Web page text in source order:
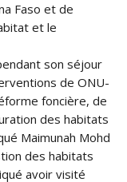
Faso et de
et le
son séjour
de ONU-
foncière, de
des habitats
Maimunah Mohd
des habitats
avoir visité